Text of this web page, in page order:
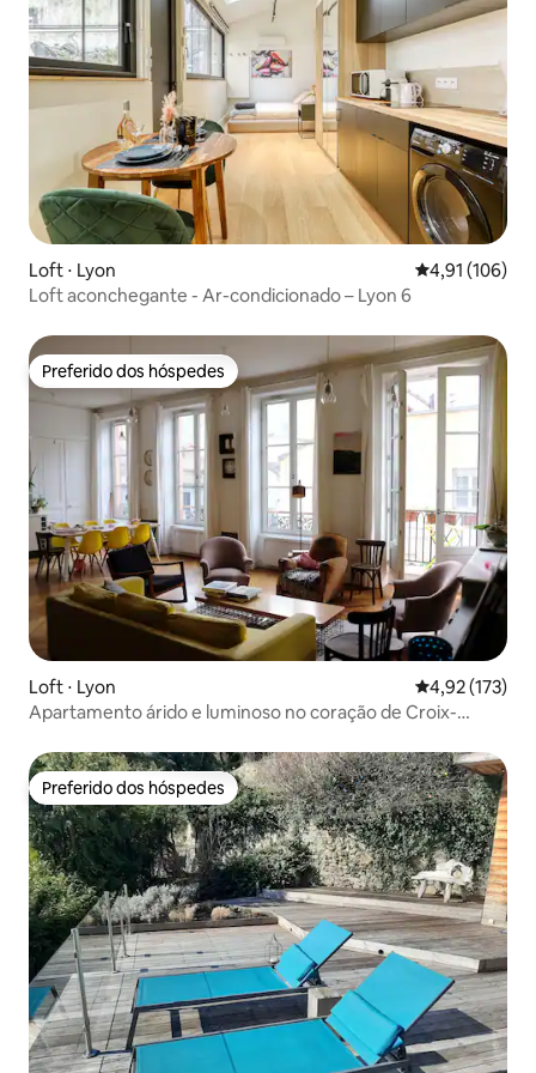
Loft ⋅ Lyon 4,91 de uma
4,91 (106)
Loft aconchegante - Ar-condicionado – Lyon 6
Preferido dos hóspedes
Preferido dos hóspedes
Loft ⋅ Lyon 4,92 de uma
4,92 (173)
Apartamento árido e luminoso no coração de Croix-
Preferido dos hóspedes
Preferido dos hóspedes